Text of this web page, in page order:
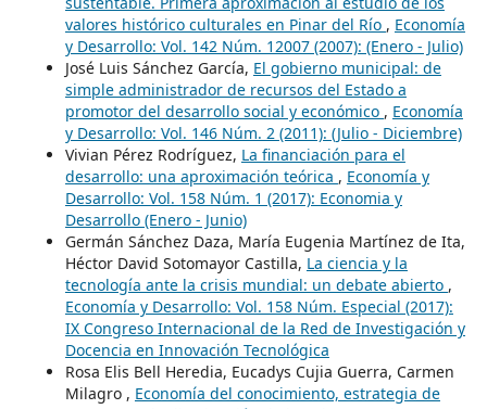
valores histórico culturales en Pinar del Río , Economía
y Desarrollo: Vol. 142 Núm. 12007 (2007): (Enero - Julio)
José Luis Sánchez García, El gobierno municipal: de
simple administrador de recursos del Estado a
promotor del desarrollo social y económico , Economía
y Desarrollo: Vol. 146 Núm. 2 (2011): (Julio - Diciembre)
Vivian Pérez Rodríguez, La financiación para el
desarrollo: una aproximación teórica , Economía y
Desarrollo: Vol. 158 Núm. 1 (2017): Economia y
Desarrollo (Enero - Junio)
Germán Sánchez Daza, María Eugenia Martínez de Ita,
Héctor David Sotomayor Castilla, La ciencia y la
tecnología ante la crisis mundial: un debate abierto ,
Economía y Desarrollo: Vol. 158 Núm. Especial (2017):
IX Congreso Internacional de la Red de Investigación y
Docencia en Innovación Tecnológica
Rosa Elis Bell Heredia, Eucadys Cujia Guerra, Carmen
Milagro , Economía del conocimiento, estrategia de